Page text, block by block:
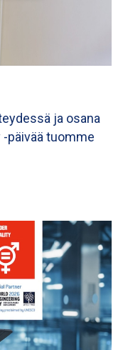
ja osana
-päivää tuomme